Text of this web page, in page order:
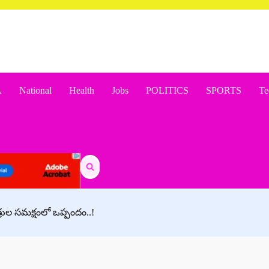
National Health Jobs POLITICS SPORTS
Search
for:
సమక్షంలో ఒప్పందం..!